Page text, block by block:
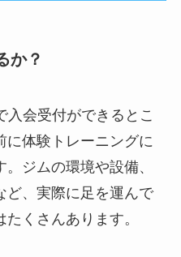
か？
入会受付ができるとこ
に体験トレーニングに
ジムの環境や設備、
ど、実際に足を運んで
くさんあります。